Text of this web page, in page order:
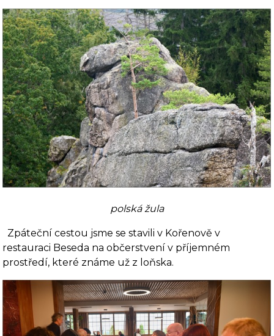
polská žula
Zpáteční cestou jsme se stavili v Kořenově v
restauraci Beseda na občerstvení v příjemném
prostředí, které známe už z loňska.